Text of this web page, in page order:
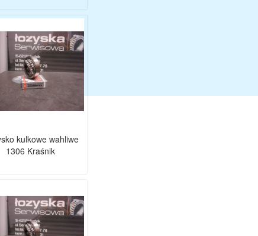
kulkowe wahliwe
1306 Kraśnik